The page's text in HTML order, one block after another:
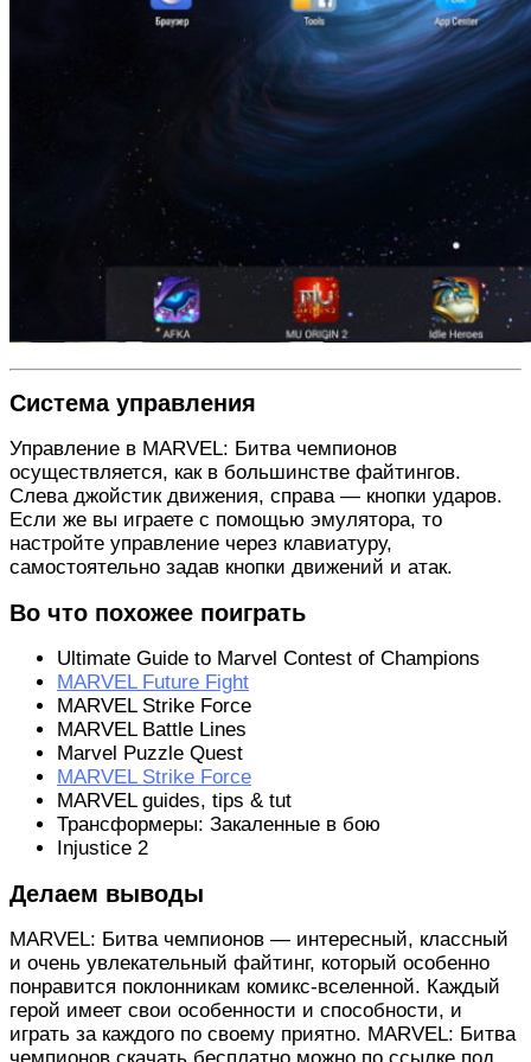
Система управления
Управление в MARVEL: Битва чемпионов
осуществляется, как в большинстве файтингов.
Слева джойстик движения, справа — кнопки ударов.
Если же вы играете с помощью эмулятора, то
настройте управление через клавиатуру,
самостоятельно задав кнопки движений и атак.
Во что похожее поиграть
Ultimate Guide to Marvel Contest of Champions
MARVEL Future Fight
MARVEL Strike Force
MARVEL Battle Lines
Marvel Puzzle Quest
MARVEL Strike Force
MARVEL guides, tips & tut
Трансформеры: Закаленные в бою
Injustice 2
Делаем выводы
MARVEL: Битва чемпионов — интересный, классный
и очень увлекательный файтинг, который особенно
понравится поклонникам комикс-вселенной. Каждый
герой имеет свои особенности и способности, и
играть за каждого по своему приятно. MARVEL: Битва